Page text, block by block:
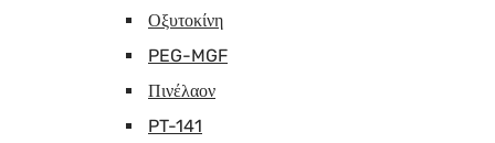
Οξυτοκίνη
PEG-MGF
Πινέλαον
PT-141